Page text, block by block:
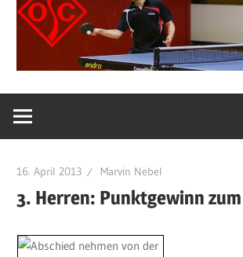
16. April 2013 Marvin Nebel
3. Herren: Punktgewinn